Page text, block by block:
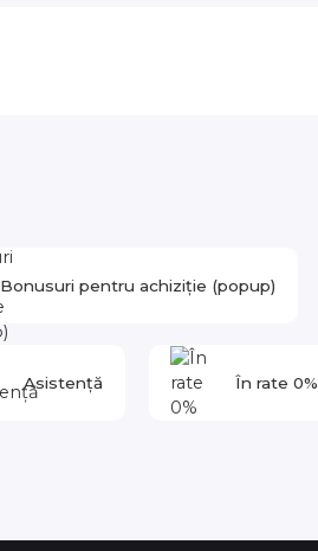
Bonusuri pentru achiziție (popup)
Asistență În rate 0%